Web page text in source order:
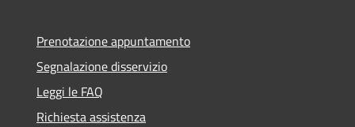
Prenotazione appuntamento
Segnalazione disservizio
Leggi le FAQ
Richiesta assistenza